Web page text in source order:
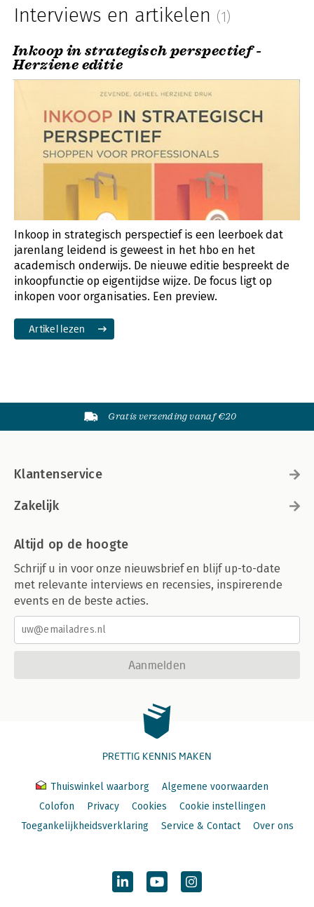
Interviews en artikelen (1)
Inkoop in strategisch perspectief -
Herziene editie
Inkoop in strategisch perspectief is een leerboek dat
jarenlang leidend is geweest in het hbo en het
academisch onderwijs. De nieuwe editie bespreekt de
inkoopfunctie op eigentijdse wijze. De focus ligt op
inkopen voor organisaties. Een preview.
Artikel lezen
Gratis verzending vanaf €20
Klantenservice
Zakelijk
Altijd op de hoogte
Schrijf u in voor onze nieuwsbrief en blijf up-to-date
met relevante interviews en recensies, inspirerende
events en de beste acties.
Aanmelden
PRETTIG KENNIS MAKEN
Thuiswinkel waarborg
Algemene voorwaarden
Colofon
Privacy Cookies
Cookie instellingen
Toegankelijkheidsverklaring
Service & Contact Over ons